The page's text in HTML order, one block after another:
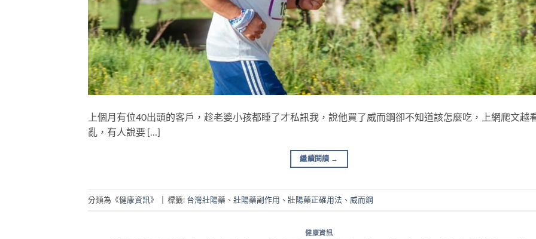
上個月有位40出頭的客戶，趁老婆小孩都睡了才私訊我，說他買了威而鋼卻不知道該怎麼吃，上網爬文越
亂，有人說要 […]
繼續閱讀 →
分類為《健康資訊》 標籤: 台灣壯陽藥 、 壯陽藥副作用 、 壯陽藥正確用法 、 威而鋼
健康資訊